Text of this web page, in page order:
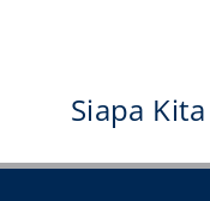
Siapa Kita